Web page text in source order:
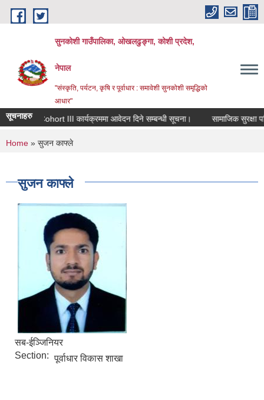
Skip to main content
सुनकोशी गाउँपालिका, ओखलढुङ्गा, कोशी प्रदेश,
नेपाल
"संस्कृति, पर्यटन, कृषि र पूर्वाधार : समावेशी सुनकोशी समृद्धिको
आधार"
सूचनाहरु
RIN Cohort III कार्यक्रममा आवेदन दिने सम्बन्धी सूचना। सामाजिक सुरक्षा
You are here
Home » सुजन काफ्ले
सुजन काफ्ले
सब-ईञ्‍जिनियर
Section: पूर्वाधार विकास शाखा